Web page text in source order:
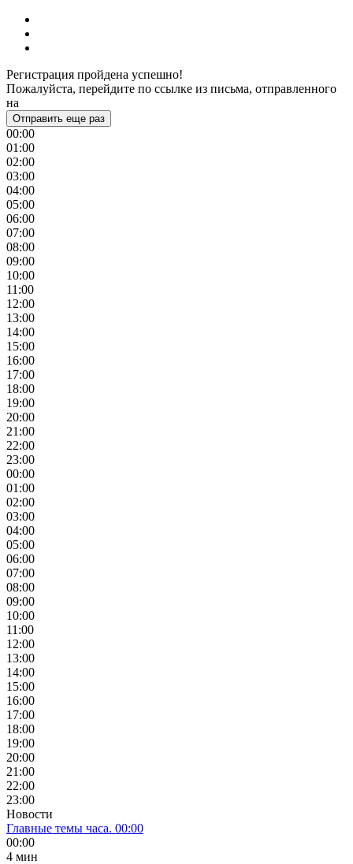
Регистрация пройдена успешно!
Пожалуйста, перейдите по ссылке из письма, отправленного
на
Отправить еще раз
00:00
01:00
02:00
03:00
04:00
05:00
06:00
07:00
08:00
09:00
10:00
11:00
12:00
13:00
14:00
15:00
16:00
17:00
18:00
19:00
20:00
21:00
22:00
23:00
00:00
01:00
02:00
03:00
04:00
05:00
06:00
07:00
08:00
09:00
10:00
11:00
12:00
13:00
14:00
15:00
16:00
17:00
18:00
19:00
20:00
21:00
22:00
23:00
Новости
Главные темы часа. 00:00
00:00
4 мин